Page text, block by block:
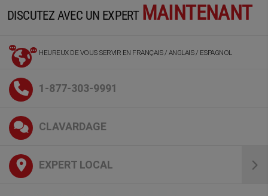
DISCUTEZ AVEC UN EXPERT MAINTENANT
HEUREUX DE VOUS SERVIR EN FRANÇAIS / ANGLAIS / ESPAGNOL
1-877-303-9991
CLAVARDAGE
EXPERT LOCAL